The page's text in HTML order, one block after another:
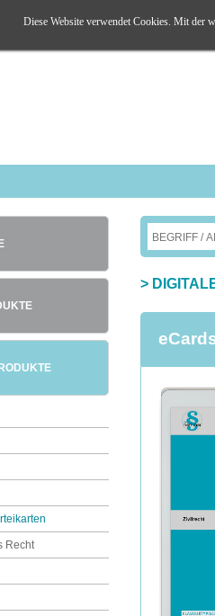
Recht
>
Diese Website verwendet Cookies. Mit der